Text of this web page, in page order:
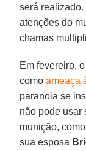
será
atenções do
chamas
Em fevereiro,
comoameaça
paranoia se
não pode usar
munição,
sua esposa